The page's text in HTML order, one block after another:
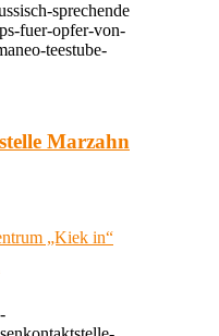
sprechende
fuer-opfer-von-
teestube-
Marzahn
„Kiek in“